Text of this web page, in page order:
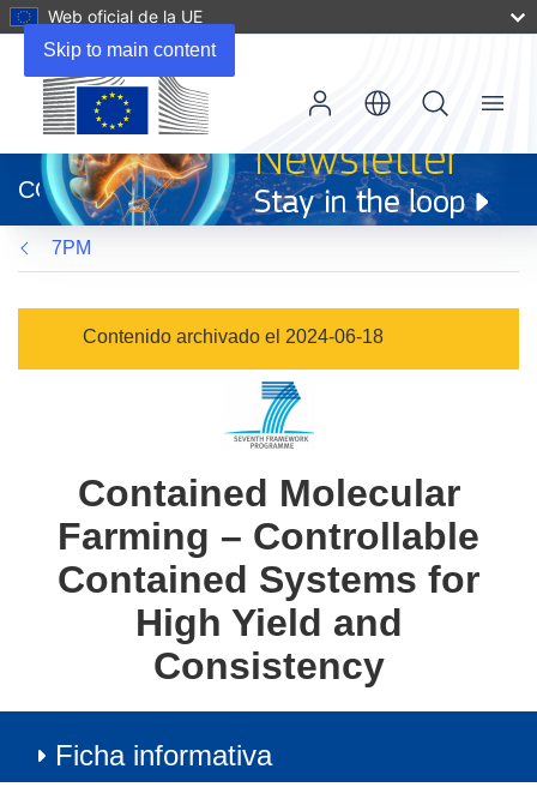
Skip to main content
Web oficial de la UE
abrirá
en
una
nueva
ventana)
CORDIS
Menu
7PM
Contenido archivado el 2024-06-18
Contained Molecular
Farming – Controllable
Contained Systems for
High Yield and
Consistency
Ficha informativa